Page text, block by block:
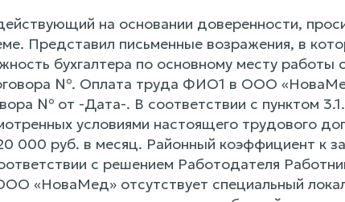
на основании доверенности,
Представил письменные возражения, в
бухгалтера по основному месту работы
№. Оплата труда ФИО1 в ООО
№ от -Дата-. В соответствии с пунктом
условиями настоящего трудового
000 руб. в месяц. Районный коэффициент к
с решением Работодателя
«НоваМед» отсутствует специальный